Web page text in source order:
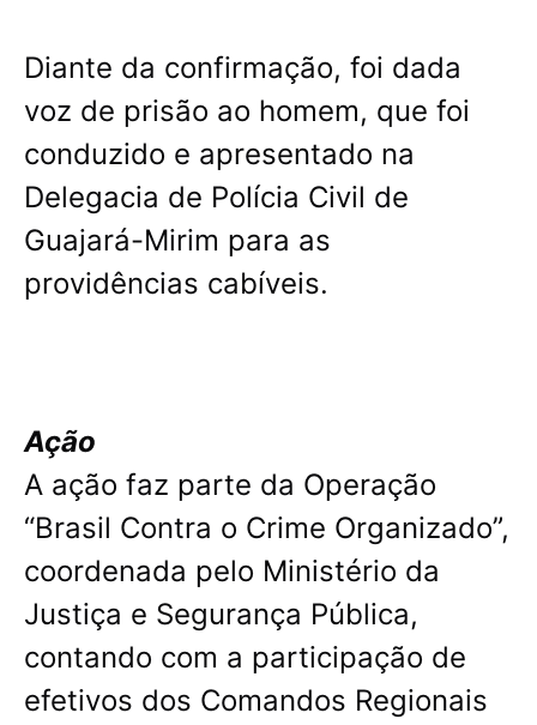
Diante da confirmação, foi dada
voz de prisão ao homem, que foi
conduzido e apresentado na
Delegacia de Polícia Civil de
Guajará-Mirim para as
providências cabíveis.
Ação
A ação faz parte da Operação
“Brasil Contra o Crime Organizado”,
coordenada pelo Ministério da
Justiça e Segurança Pública,
contando com a participação de
efetivos dos Comandos Regionais